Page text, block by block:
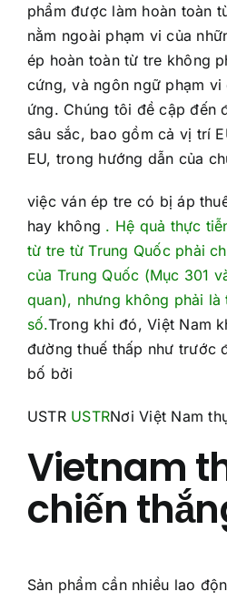
phẩm được làm hoàn toàn
nằm ngoài phạm vi của
ép hoàn toàn từ tre không
cứng, và ngôn ngữ phạm
ứng. Chúng tôi đề cập đến
sâu sắc, bao gồm cả vị trí
EU, trong hướng dẫn của
việc ván ép tre có bị áp
hay không . Hệ quả thực
từ tre từ Trung Quốc phải
của Trung Quốc (Mục 301
quan), nhưng không phải là
số.Trong khi đó, Việt Nam
đường thuế thấp như trước
bố bởi
USTR USTRNơi Việt Nam
Vietnam
chiến
Sản phẩm cần nhiều lao